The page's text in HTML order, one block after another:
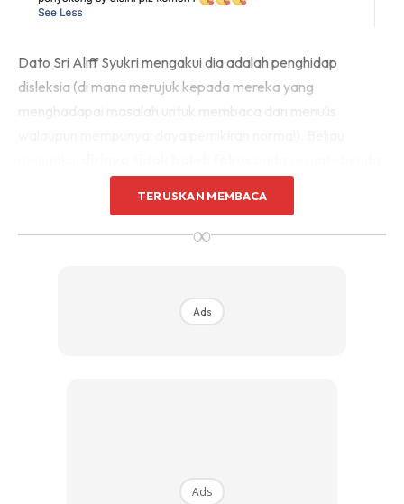
Dato Sri Aliff Syukri mengakui dia adalah penghidap
disleksia (di mana merujuk kepada mereka yang
Tapi mempunyai keunikan minat berniaga dan kini, bukan
pengusaha resort, pemilik tudung dan paling terbaru
TERUSKAN MEMBACA
∞
Ads
Ads